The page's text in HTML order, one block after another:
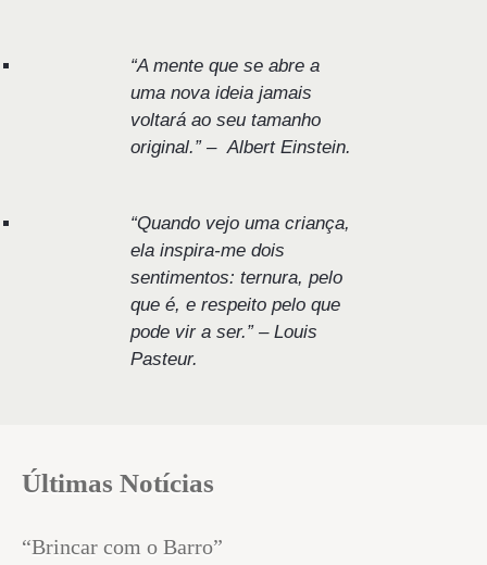
“A mente que se abre a
uma nova ideia jamais
voltará ao seu tamanho
original.” – Albert Einstein.
“Quando vejo uma criança,
ela inspira-me dois
sentimentos: ternura, pelo
que é, e respeito pelo que
pode vir a ser.” – Louis
Pasteur.
Últimas Notícias
“Brincar com o Barro”